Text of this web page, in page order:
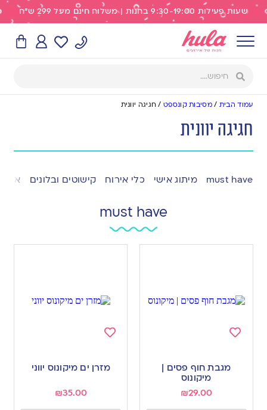
שעות פעילות 9:30-19:00 בחנות | משלוח חינם מעל 299 ש"ח
עמוד הבית /מסיבות קונספט/ חגיגה יוונית
חגיגה יוונית
must have מיתוג אישי כלי אירוח קישוטים ובלונים
must have
מגבת חוף פסים |
מיקונוס
₪29.00
wishlist
מזרן ים מיקונוס יווני
₪35.00